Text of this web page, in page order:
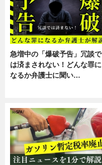
急増中の「爆破予告」冗談で
は済まされない！どんな罪に
なるか弁護士に聞い…